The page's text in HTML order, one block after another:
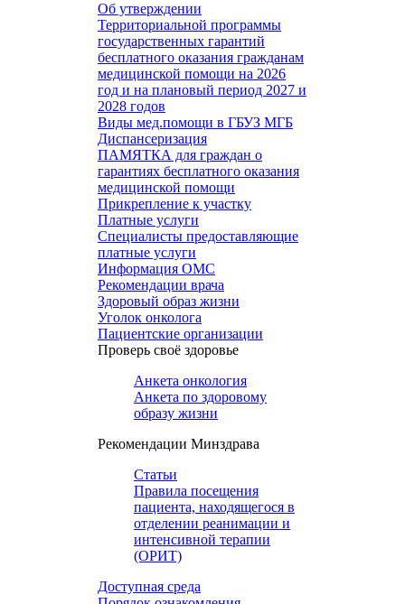
Об утверждении
Территориальной программы
государственных гарантий
бесплатного оказания гражданам
медицинской помощи на 2026
год и на плановый период 2027 и
2028 годов
Виды мед.помощи в ГБУЗ МГБ
Диспансеризация
ПАМЯТКА для граждан о
гарантиях бесплатного оказания
медицинской помощи
Прикрепление к участку
Платные услуги
Специалисты предоставляющие
платные услуги
Информация ОМС
Рекомендации врача
Здоровый образ жизни
Уголок онколога
Пациентские организации
Проверь своё здоровье
Анкета онкология
Анкета по здоровому
образу жизни
Рекомендации Минздрава
Статьи
Правила посещения
пациента, находящегося в
отделении реанимации и
интенсивной терапии
(ОРИТ)
Доступная среда